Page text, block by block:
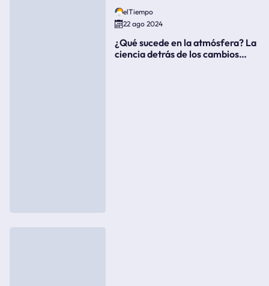
elTiempo
22 ago 2024
¿Qué sucede en la atmósfera? La
ciencia detrás de los cambios